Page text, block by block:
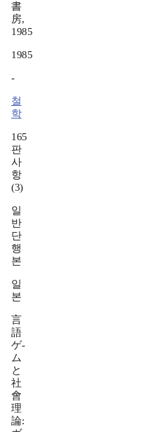
書
房,
1985
1985
-
철
학
165
판
사
항
(3)
일
반
단
행
본
일
본
言
語
ゲ-
ム
と
社
會
理
論: